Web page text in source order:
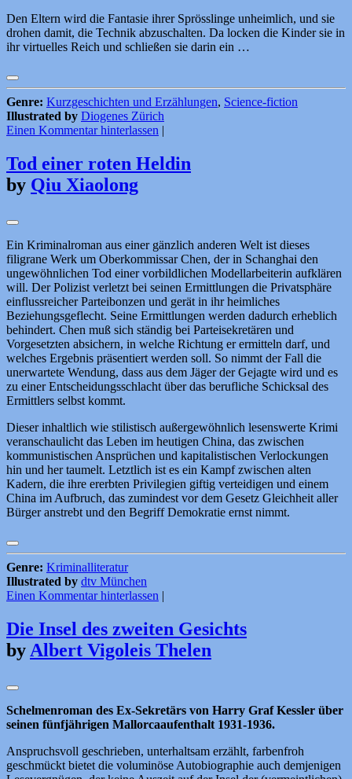
Den Eltern wird die Fantasie ihrer Sprösslinge unheimlich, und sie
drohen damit, die Technik abzuschalten. Da locken die Kinder sie in
ihr virtuelles Reich und schließen sie darin ein …
Genre: Kurzgeschichten und Erzählungen, Science-fiction
Illustrated by Diogenes Zürich
Einen Kommentar hinterlassen |
Tod einer roten Heldin
by Qiu Xiaolong
Ein Kriminalroman aus einer gänzlich anderen Welt ist dieses
filigrane Werk um Oberkommissar Chen, der in Schanghai den
ungewöhnlichen Tod einer vorbildlichen Modellarbeiterin aufklären
will. Der Polizist verletzt bei seinen Ermittlungen die Privatsphäre
einflussreicher Parteibonzen und gerät in ihr heimliches
Beziehungsgeflecht. Seine Ermittlungen werden dadurch erheblich
behindert. Chen muß sich ständig bei Parteisekretären und
Vorgesetzten absichern, in welche Richtung er ermitteln darf, und
welches Ergebnis präsentiert werden soll. So nimmt der Fall die
unerwartete Wendung, dass aus dem Jäger der Gejagte wird und es
zu einer Entscheidungsschlacht über das berufliche Schicksal des
Ermittlers selbst kommt.
Dieser inhaltlich wie stilistisch außergewöhnlich lesenswerte Krimi
veranschaulicht das Leben im heutigen China, das zwischen
kommunistischen Ansprüchen und kapitalistischen Verlockungen
hin und her taumelt. Letztlich ist es ein Kampf zwischen alten
Kadern, die ihre ererbten Privilegien giftig verteidigen und einem
China im Aufbruch, das zumindest vor dem Gesetz Gleichheit aller
Bürger anstrebt und den Begriff Demokratie ernst nimmt.
Genre: Kriminalliteratur
Illustrated by dtv München
Einen Kommentar hinterlassen |
Die Insel des zweiten Gesichts
by Albert Vigoleis Thelen
Schelmenroman des Ex-Sekretärs von Harry Graf Kessler über
seinen fünfjährigen Mallorcaaufenthalt 1931-1936.
Anspruchsvoll geschrieben, unterhaltsam erzählt, farbenfroh
geschmückt bietet die voluminöse Autobiographie auch demjenigen